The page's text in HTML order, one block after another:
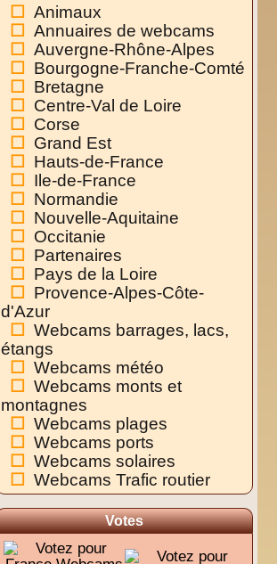
Animaux
Annuaires de webcams
Auvergne-Rhône-Alpes
Bourgogne-Franche-Comté
Bretagne
Centre-Val de Loire
Corse
Grand Est
Hauts-de-France
Ile-de-France
Normandie
Nouvelle-Aquitaine
Occitanie
Partenaires
Pays de la Loire
Provence-Alpes-Côte-
d'Azur
Webcams barrages, lacs,
étangs
Webcams météo
Webcams monts et
montagnes
Webcams plages
Webcams ports
Webcams solaires
Webcams Trafic routier
Votes